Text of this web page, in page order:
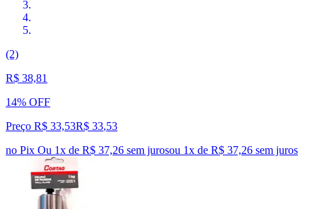
(2)
R$ 38,81
14% OFF
Preço R$ 33,53R$ 33,53
no Pix Ou 1x de R$ 37,26 sem jurosou 1x de R$ 37,26 sem juros